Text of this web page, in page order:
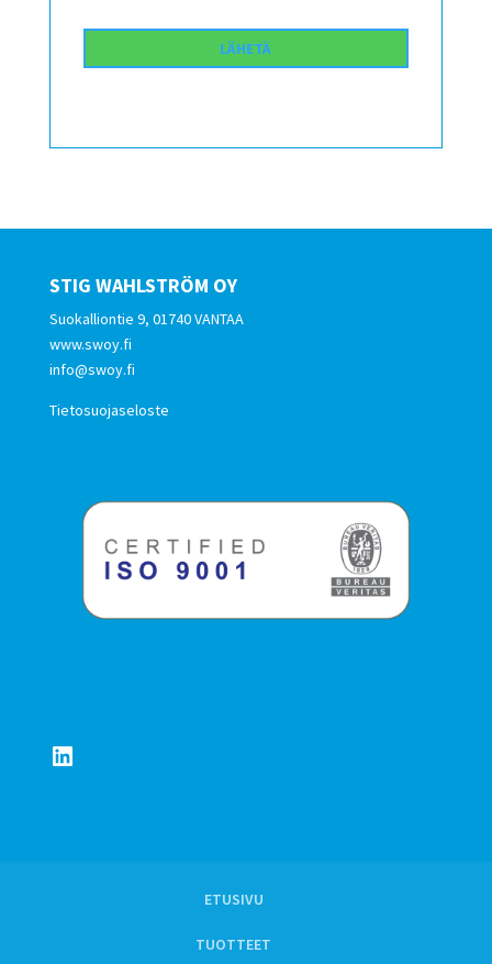
STIG WAHLSTRÖM OY
Suokalliontie 9, 01740 VANTAA
www.swoy.fi
info@swoy.fi
Tietosuojaseloste
LinkedIn
ETUSIVU
TUOTTEET